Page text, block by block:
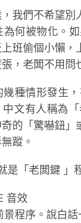
我們不希望
何被物化。
班偷個小懶
，老闆不用問
幾種情形發生
中文有人稱為
的「驚嚇鈕
蹤。
是「老闆鍵 」
音效
景程序。說白